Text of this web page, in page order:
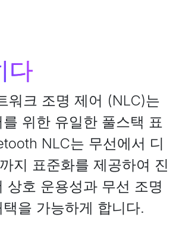
다
워크 조명 제어 (NLC)는
위한 유일한 풀스택 표
NLC는 무선에서 디
지 표준화를 제공하여 진
상호 운용성과 무선 조명
을 가능하게 합니다.